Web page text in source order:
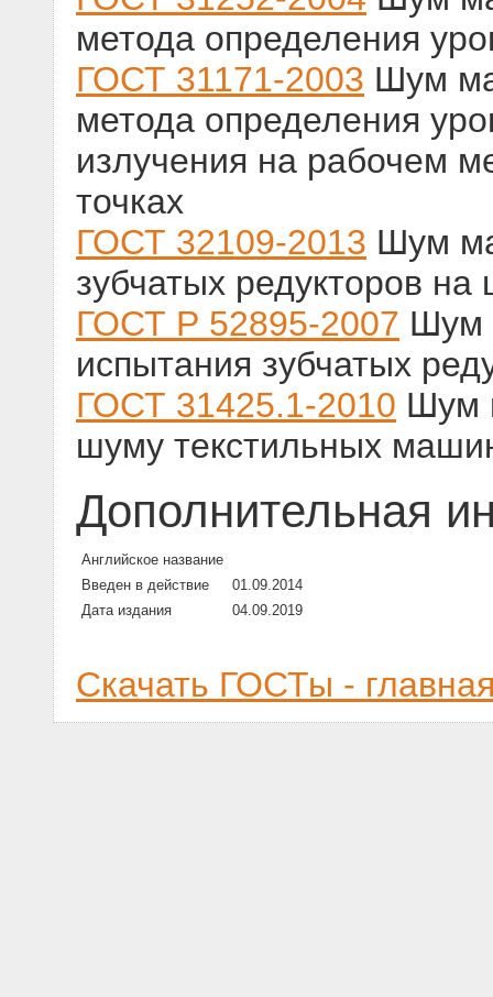
метода определения
ГОСТ 31171-2003 Шум
метода определения
излучения на рабочем
точках
ГОСТ 32109-2013 Шум
зубчатых редукторов
ГОСТ Р 52895-2007 Шум
испытания зубчатых
ГОСТ 31425.1-2010 Шум
шуму текстильных
Дополнительная
Английское название
Введен в действие
01.09.2014
Дата издания
04.09.2019
Скачать ГОСТы -